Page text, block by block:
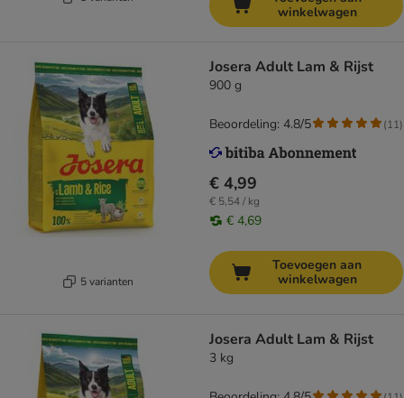
winkelwagen
5 varianten
Josera Adult Lam & Rijst
900 g
€ 4,99
€ 5,54 / kg
€ 4,69
Beoordeling: 4.8/5 (11)
Toevoegen aan
winkelwagen
Josera Adult Lam & Rijst
3 kg